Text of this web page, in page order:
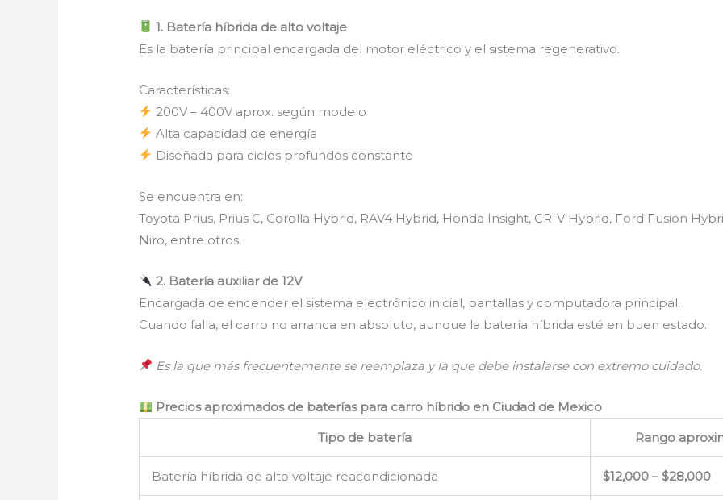
1. Batería híbrida de alto voltaje
Es la batería principal encargada del motor eléctrico y el sistema regenerativo.
Características:
200V – 400V aprox. según modelo
Alta capacidad de energía
Diseñada para ciclos profundos constante
Se encuentra en:
Toyota Prius, Prius C, Corolla Hybrid, RAV4 Hybrid, Honda Insight, CR-V Hybrid, Ford Fusion
Niro, entre otros.
2. Batería auxiliar de 12V
Encargada de encender el sistema electrónico inicial, pantallas y computadora principal.
Cuando falla, el carro no arranca en absoluto, aunque la batería híbrida esté en buen estado.
Es la que más frecuentemente se reemplaza y la que debe instalarse con extremo cuidado.
Precios aproximados de baterías para carro híbrido en Ciudad de Mexico
Tipo de batería
Rango
Batería híbrida de alto voltaje reacondicionada $12,000 – $28,000